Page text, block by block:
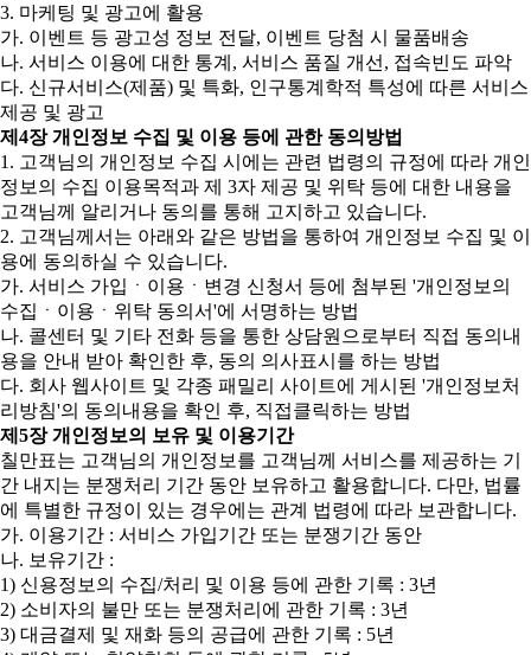
3. 마케팅 및 광고에 활용
가. 이벤트 등 광고성 정보 전달, 이벤트 당첨 시 물품배송
나. 서비스 이용에 대한 통계, 서비스 품질 개선, 접속빈도 파악
다. 신규서비스(제품) 및 특화, 인구통계학적 특성에 따른 서비스
제공 및 광고
제4장 개인정보 수집 및 이용 등에 관한 동의방법
1. 고객님의 개인정보 수집 시에는 관련 법령의 규정에 따라 개인
정보의 수집 이용목적과 제 3자 제공 및 위탁 등에 대한 내용을
고객님께 알리거나 동의를 통해 고지하고 있습니다.
2. 고객님께서는 아래와 같은 방법을 통하여 개인정보 수집 및 이
용에 동의하실 수 있습니다.
가. 서비스 가입ㆍ이용ㆍ변경 신청서 등에 첨부된 '개인정보의
수집ㆍ이용ㆍ위탁 동의서'에 서명하는 방법
나. 콜센터 및 기타 전화 등을 통한 상담원으로부터 직접 동의내
용을 안내 받아 확인한 후, 동의 의사표시를 하는 방법
다. 회사 웹사이트 및 각종 패밀리 사이트에 게시된 '개인정보처
리방침'의 동의내용을 확인 후, 직접클릭하는 방법
제5장 개인정보의 보유 및 이용기간
칠만표는 고객님의 개인정보를 고객님께 서비스를 제공하는 기
간 내지는 분쟁처리 기간 동안 보유하고 활용합니다. 다만, 법률
에 특별한 규정이 있는 경우에는 관계 법령에 따라 보관합니다.
가. 이용기간 : 서비스 가입기간 또는 분쟁기간 동안
나. 보유기간 :
1) 신용정보의 수집/처리 및 이용 등에 관한 기록 : 3년
2) 소비자의 불만 또는 분쟁처리에 관한 기록 : 3년
3) 대금결제 및 재화 등의 공급에 관한 기록 : 5년